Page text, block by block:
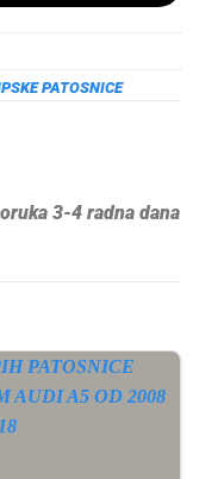
PATOSNICE
3-4 radna dana